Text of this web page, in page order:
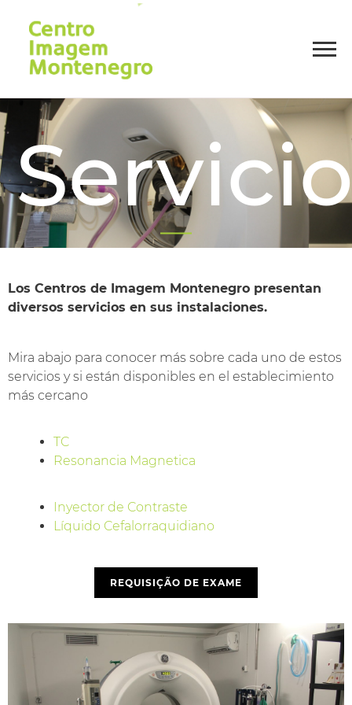
Descubra todos los servicios disponibles
Los Centros de Imagem Montenegro presentan
diversos servicios en sus instalaciones.
Mira abajo para conocer más sobre cada uno de estos
servicios y si están disponibles en el establecimiento
más cercano
TC
Resonancia Magnetica
Inyector de Contraste
Líquido Cefalorraquidiano
REQUISIÇÃO DE EXAME